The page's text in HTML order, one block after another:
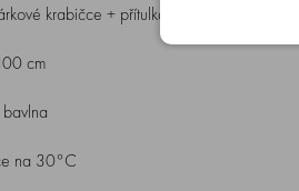
krabičce + přítulka
cm
na 30°C